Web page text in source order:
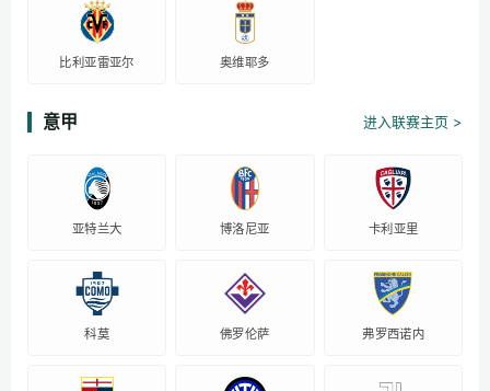
比利亚雷亚尔 奥维耶多
意甲 进入联赛主页 >
亚特兰大 博洛尼亚 卡利亚里
科莫 佛罗伦萨 弗罗西诺内